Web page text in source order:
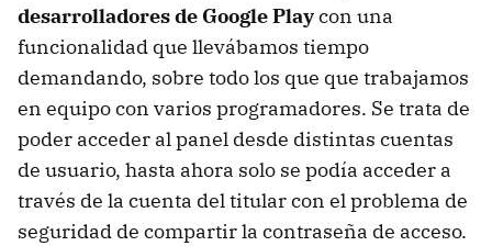
desarrolladores de Google Playcon una
funcionalidad que llevábamos tiempo
demandando, sobre todo los que que trabajamos
en equipo con varios programadores. Se trata de
poder acceder al panel desde distintas cuentas
de usuario, hasta ahora solo se podía acceder a
través de la cuenta del titular con el problema de
seguridad de compartir la contraseña de acceso.